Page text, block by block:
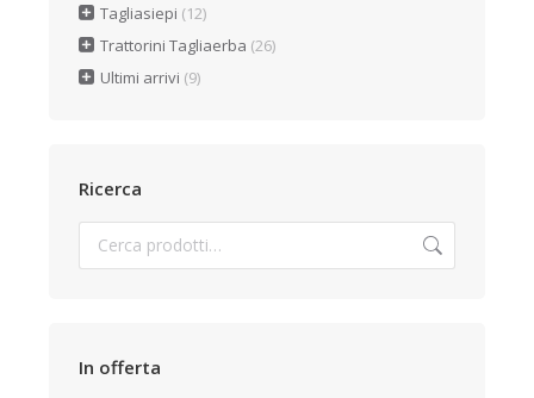
Tagliasiepi (12)
Trattorini Tagliaerba (26)
Ultimi arrivi (9)
Ricerca
In offerta